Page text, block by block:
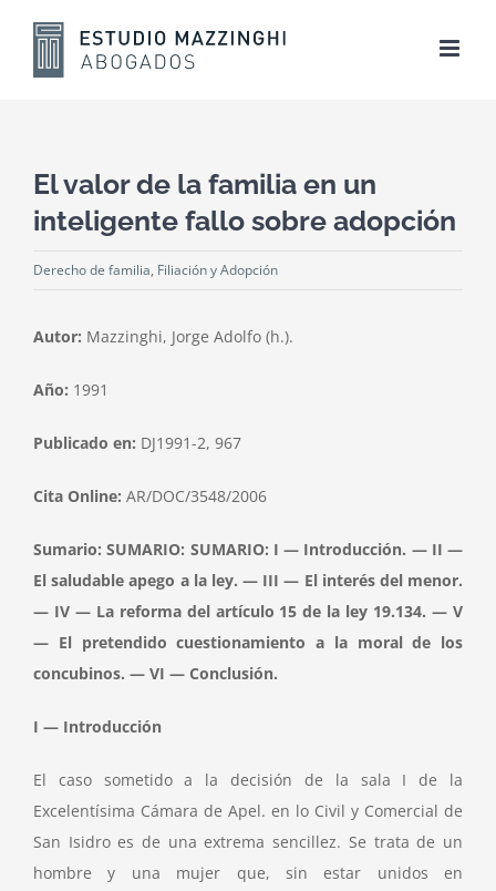
content
El valor de la familia en un
inteligente fallo sobre adopción
Derecho de familia, Filiación y Adopción
Autor: Mazzinghi, Jorge Adolfo (h.).
Año: 1991
Publicado en: DJ1991-2, 967
Cita Online: AR/DOC/3548/2006
Sumario: SUMARIO: SUMARIO: I — Introducción. — II —
El saludable apego a la ley. — III — El interés del menor.
— IV — La reforma del artículo 15 de la ley 19.134. — V
— El pretendido cuestionamiento a la moral de los
concubinos. — VI — Conclusión.
I — Introducción
El caso sometido a la decisión de la sala I de la
Excelentísima Cámara de Apel. en lo Civil y Comercial de
San Isidro es de una extrema sencillez. Se trata de un
hombre y una mujer que, sin estar unidos en